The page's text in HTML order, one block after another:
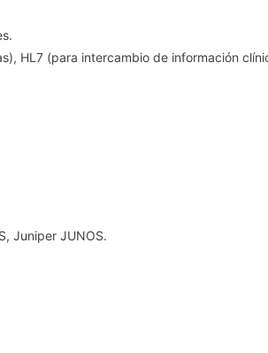
HL7 (para intercambio de información
Juniper JUNOS.